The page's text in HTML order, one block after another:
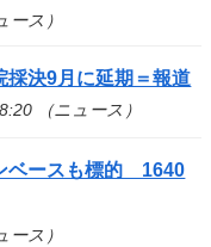
ース）
採決9月に延期＝報道
（ニュース）
ベースも標的 1640
ース）